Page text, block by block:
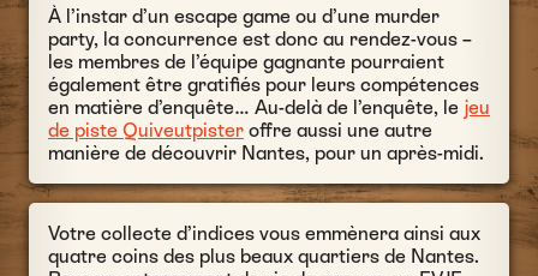
À l’instar d’un escape game ou d’une murder
party, la concurrence est donc au rendez-vous –
les membres de l’équipe gagnante pourraient
également être gratifiés pour leurs compétences
en matière d’enquête… Au-delà de l’enquête, le jeu
de piste Quiveutpister offre aussi une autre
manière de découvrir Nantes, pour un après-midi.
Votre collecte d’indices vous emmènera ainsi aux
quatre coins des plus beaux quartiers de Nantes.